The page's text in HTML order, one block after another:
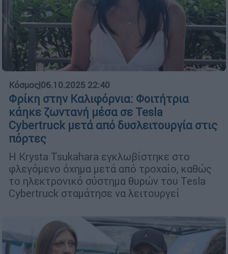
Κόσμος|06.10.2025 22:40
Φρίκη στην Καλιφόρνια: Φοιτήτρια
κάηκε ζωντανή μέσα σε Tesla
Cybertruck μετά από δυσλειτουργία στις
πόρτες
Η Krysta Tsukahara εγκλωβίστηκε στο
φλεγόμενο όχημα μετά από τροχαίο, καθώς
το ηλεκτρονικό σύστημα θυρών του Tesla
Cybertruck σταμάτησε να λειτουργεί